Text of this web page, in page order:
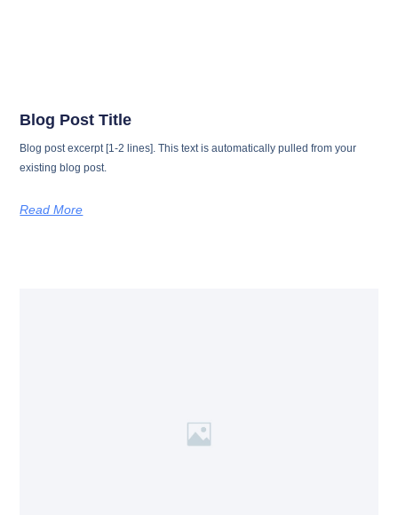
Blog Post Title
Blog post excerpt [1-2 lines]. This text is automatically pulled from your
existing blog post.
Read More